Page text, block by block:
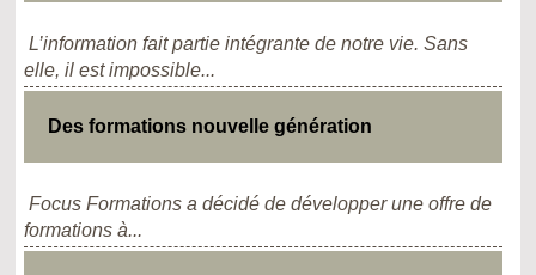
L’information fait partie intégrante de notre vie. Sans
elle, il est impossible...
Des formations nouvelle génération
Focus Formations a décidé de développer une offre de
formations à...